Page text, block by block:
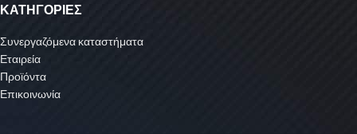
ΚΑΤΗΓΟΡΙΕΣ
Συνεργαζόμενα καταστήματα
Εταιρεία
Προϊόντα
Επικοινωνία